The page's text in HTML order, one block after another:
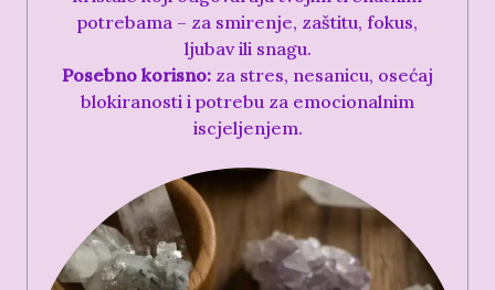
potrebama – za smirenje, zaštitu, fokus,
ljubav ili snagu.
Posebno korisno: za stres, nesanicu, osećaj
blokiranosti i potrebu za emocionalnim
iscjeljenjem.